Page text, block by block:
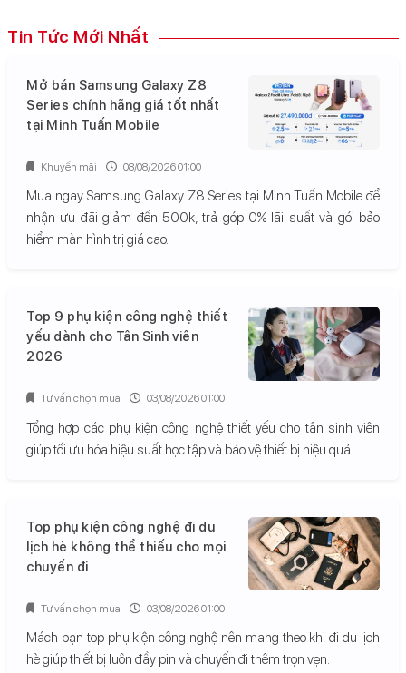
Tin Tức Mới Nhất
Mở bán Samsung Galaxy Z8
Series chính hãng giá tốt nhất
tại Minh Tuấn Mobile
Mua ngay Samsung Galaxy Z8 Series tại Minh Tuấn Mobile để
nhận ưu đãi giảm đến 500k, trả góp 0% lãi suất và gói bảo
hiểm màn hình trị giá cao.
Khuyến mãi 08/08/2026 01:00
Top 9 phụ kiện công nghệ thiết
yếu dành cho Tân Sinh viên
2026
Tổng hợp các phụ kiện công nghệ thiết yếu cho tân sinh viên
giúp tối ưu hóa hiệu suất học tập và bảo vệ thiết bị hiệu quả.
Tư vấn chọn mua 03/08/2026 01:00
Top phụ kiện công nghệ đi du
lịch hè không thể thiếu cho mọi
chuyến đi
Mách bạn top phụ kiện công nghệ nên mang theo khi đi du lịch
hè giúp thiết bị luôn đầy pin và chuyến đi thêm trọn vẹn.
Tư vấn chọn mua 03/08/2026 01:00